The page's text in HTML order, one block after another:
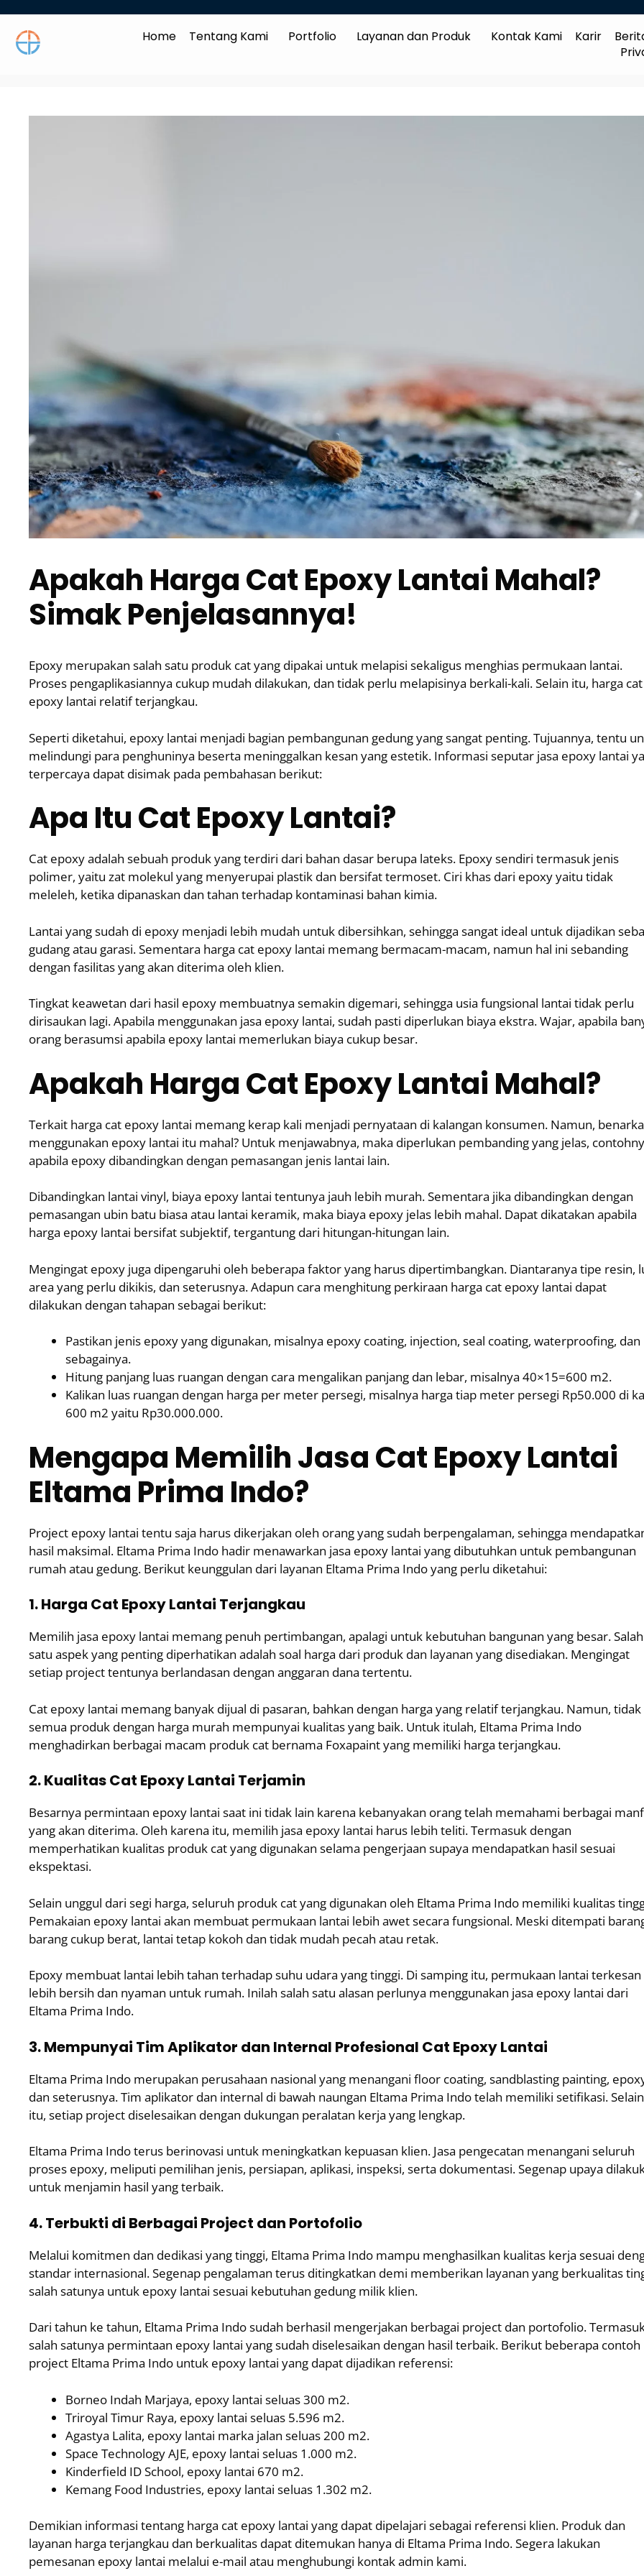
Home Tentang Kami Portfolio Layanan dan Produk Kontak Kami Karir
Apakah Harga Cat Epoxy Lantai Mahal?
Simak Penjelasannya!
Epoxy merupakan salah satu produk cat yang dipakai untuk melapisi sekaligus menghias permukaan lantai.
Proses pengaplikasiannya cukup mudah dilakukan, dan tidak perlu melapisinya berkali-kali. Selain itu, harga cat
epoxy lantai relatif terjangkau.
Seperti diketahui, epoxy lantai menjadi bagian pembangunan gedung yang sangat penting. Tujuannya, tentu
melindungi para penghuninya beserta meninggalkan kesan yang estetik. Informasi seputar jasa epoxy lantai
terpercaya dapat disimak pada pembahasan berikut:
Apa ItuCat Epoxy Lantai?
Cat epoxy adalah sebuah produk yang terdiri dari bahan dasar berupa lateks. Epoxy sendiri termasuk jenis
polimer, yaitu zat molekul yang menyerupai plastik dan bersifat termoset. Ciri khas dari epoxy yaitu tidak
meleleh, ketika dipanaskan dan tahan terhadap kontaminasi bahan kimia.
Lantai yang sudah di epoxy menjadi lebih mudah untuk dibersihkan, sehingga sangat ideal untuk dijadikan
gudang atau garasi. Sementara harga cat epoxy lantai memang bermacam-macam, namun hal ini sebanding
dengan fasilitas yang akan diterima oleh klien.
Tingkat keawetan dari hasil epoxy membuatnya semakin digemari, sehingga usia fungsional lantai tidak perlu
dirisaukan lagi. Apabila menggunakan jasa epoxy lantai, sudah pasti diperlukan biaya ekstra. Wajar, apabila
orang berasumsi apabila epoxy lantai memerlukan biaya cukup besar.
Apakah Harga Cat Epoxy Lantai Mahal?
Terkait harga cat epoxy lantai memang kerap kali menjadi pernyataan di kalangan konsumen. Namun,
menggunakan epoxy lantai itu mahal? Untuk menjawabnya, maka diperlukan pembanding yang jelas,
apabila epoxy dibandingkan dengan pemasangan jenis lantai lain.
Dibandingkan lantai vinyl, biaya epoxy lantai tentunya jauh lebih murah. Sementara jika dibandingkan dengan
pemasangan ubin batu biasa atau lantai keramik, maka biaya epoxy jelas lebih mahal. Dapat dikatakan apabila
harga epoxy lantai bersifat subjektif, tergantung dari hitungan-hitungan lain.
Mengingat epoxy juga dipengaruhi oleh beberapa faktor yang harus dipertimbangkan. Diantaranya tipe resin,
area yang perlu dikikis, dan seterusnya. Adapun cara menghitung perkiraan harga cat epoxy lantai dapat
dilakukan dengan tahapan sebagai berikut:
Pastikan jenis epoxy yang digunakan, misalnya epoxy coating, injection, seal coating, waterproofing, dan
sebagainya.
Hitung panjang luas ruangan dengan cara mengalikan panjang dan lebar, misalnya 40×15=600 m2.
Kalikan luas ruangan dengan harga per meter persegi, misalnya harga tiap meter persegi Rp50.000 di
600 m2 yaitu Rp30.000.000.
Mengapa Memilih Jasa Cat Epoxy Lantai
Eltama Prima Indo?
Project epoxy lantai tentu saja harus dikerjakan oleh orang yang sudah berpengalaman, sehingga
hasil maksimal. Eltama Prima Indo hadir menawarkan jasa epoxy lantai yang dibutuhkan untuk pembangunan
rumah atau gedung. Berikut keunggulan dari layanan Eltama Prima Indo yang perlu diketahui:
1. Harga Cat Epoxy Lantai Terjangkau
Memilih jasa epoxy lantai memang penuh pertimbangan, apalagi untuk kebutuhan bangunan yang besar. Salah
satu aspek yang penting diperhatikan adalah soal harga dari produk dan layanan yang disediakan. Mengingat
setiap project tentunya berlandasan dengan anggaran dana tertentu.
Cat epoxy lantai memang banyak dijual di pasaran, bahkan dengan harga yang relatif terjangkau. Namun, tidak
semua produk dengan harga murah mempunyai kualitas yang baik. Untuk itulah, Eltama Prima Indo
menghadirkan berbagai macam produk cat bernama Foxapaint yang memiliki harga terjangkau.
2. Kualitas Cat Epoxy Lantai Terjamin
Besarnya permintaan epoxy lantai saat ini tidak lain karena kebanyakan orang telah memahami berbagai
yang akan diterima. Oleh karena itu, memilih jasa epoxy lantai harus lebih teliti. Termasuk dengan
memperhatikan kualitas produk cat yang digunakan selama pengerjaan supaya mendapatkan hasil sesuai
ekspektasi.
Selain unggul dari segi harga, seluruh produk cat yang digunakan oleh Eltama Prima Indo memiliki kualitas
Pemakaian epoxy lantai akan membuat permukaan lantai lebih awet secara fungsional. Meski ditempati
barang cukup berat, lantai tetap kokoh dan tidak mudah pecah atau retak.
Epoxy membuat lantai lebih tahan terhadap suhu udara yang tinggi. Di samping itu, permukaan lantai terkesan
lebih bersih dan nyaman untuk rumah. Inilah salah satu alasan perlunya menggunakan jasa epoxy lantai dari
Eltama Prima Indo.
3. Mempunyai Tim Aplikator dan Internal Profesional Cat Epoxy Lantai
Eltama Prima Indo merupakan perusahaan nasional yang menangani floor coating, sandblasting painting,
dan seterusnya. Tim aplikator dan internal di bawah naungan Eltama Prima Indo telah memiliki setifikasi. Selain
itu, setiap project diselesaikan dengan dukungan peralatan kerja yang lengkap.
Eltama Prima Indo terus berinovasi untuk meningkatkan kepuasan klien. Jasa pengecatan menangani seluruh
proses epoxy, meliputi pemilihan jenis, persiapan, aplikasi, inspeksi, serta dokumentasi. Segenap upaya
untuk menjamin hasil yang terbaik.
4. Terbukti di Berbagai Project dan Portofolio
Melalui komitmen dan dedikasi yang tinggi, Eltama Prima Indo mampu menghasilkan kualitas kerja sesuai
standar internasional. Segenap pengalaman terus ditingkatkan demi memberikan layanan yang berkualitas
salah satunya untuk epoxy lantai sesuai kebutuhan gedung milik klien.
Dari tahun ke tahun, Eltama Prima Indo sudah berhasil mengerjakan berbagai project dan portofolio.
salah satunya permintaan epoxy lantai yang sudah diselesaikan dengan hasil terbaik. Berikut beberapa contoh
project Eltama Prima Indo untuk epoxy lantai yang dapat dijadikan referensi:
Borneo Indah Marjaya, epoxy lantai seluas 300 m2.
Triroyal Timur Raya, epoxy lantai seluas 5.596 m2.
Agastya Lalita, epoxy lantai marka jalan seluas 200 m2.
Space Technology AJE, epoxy lantai seluas 1.000 m2.
Kinderfield ID School, epoxy lantai 670 m2.
Kemang Food Industries, epoxy lantai seluas 1.302 m2.
Demikian informasi tentang harga cat epoxy lantai yang dapat dipelajari sebagai referensi klien. Produk dan
layanan harga terjangkau dan berkualitas dapat ditemukan hanya di Eltama Prima Indo. Segera lakukan
pemesanan epoxy lantai melalui e-mail atau menghubungi kontak admin kami.